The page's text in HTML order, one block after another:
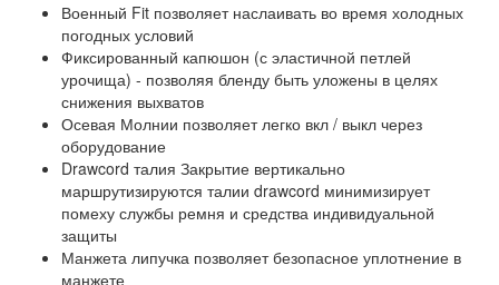
Военный Fit позволяет наслаивать во время холодных
погодных условий
Фиксированный капюшон (с эластичной петлей
урочища) - позволяя бленду быть уложены в целях
снижения выхватов
Осевая Молнии позволяет легко вкл / выкл через
оборудование
Drawcord талия Закрытие вертикально
маршрутизируются талии drawcord минимизирует
помеху службы ремня и средства индивидуальной
защиты
Манжета липучка позволяет безопасное уплотнение в
манжете